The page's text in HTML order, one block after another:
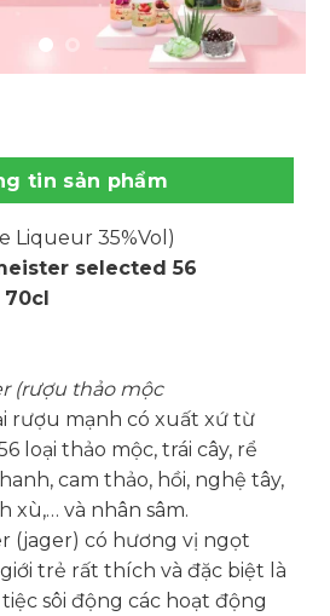
tin sản phẩm
Liqueur 35%Vol)
selected 56
70cl
(rượu thảo mộc
rượu mạnh có xuất xứ từ
loại thảo mộc, trái cây, rể
cam thảo, hồi, nghệ tây,
xù,… và nhân sâm.
(jager) có hương vị ngọt
trẻ rất thích và đặc biệt là
sôi động các hoạt động